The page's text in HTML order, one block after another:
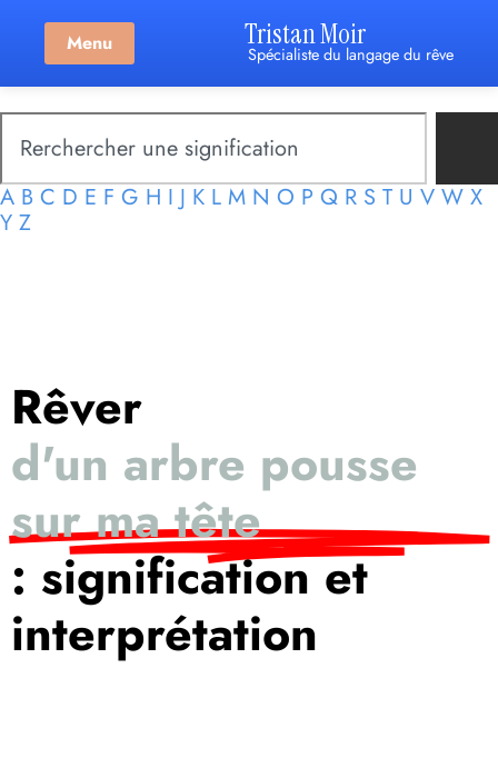
Menu Tristan Moir
Spécialiste du langage du rêve
A B C D E F G H I J K L M N O P Q R S T U V W X
Y Z
Rêver
d'un arbre pousse
sur ma tête
: signification et
interprétation